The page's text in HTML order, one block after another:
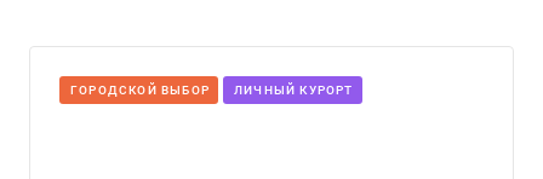
ГОРОДСКОЙ ВЫБОР ЛИЧНЫЙ КУРОРТ